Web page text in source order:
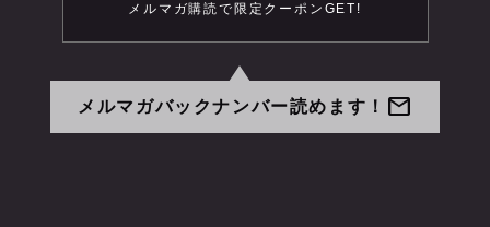
メルマガ購読で限定クーポンGET!
メルマガバックナンバー読めます！ mail